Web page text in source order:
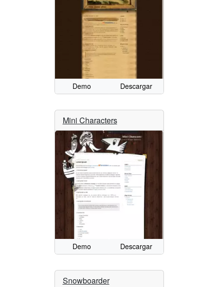
Demo Descargar
Mini Characters
Demo Descargar
Snowboarder